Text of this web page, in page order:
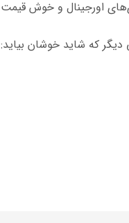
اورجینال و خوش قیمت
که شاید خوشان بیاید: